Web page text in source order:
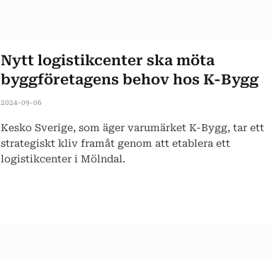
Nytt logistikcenter ska möta
byggföretagens behov hos K-Bygg
2024-09-06
Kesko Sverige, som äger varumärket K-Bygg, tar ett
strategiskt kliv framåt genom att etablera ett
logistikcenter i Mölndal.